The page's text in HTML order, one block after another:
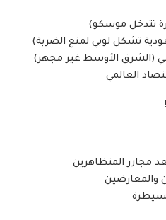
مجازر المتظاهرين
والمعارضين